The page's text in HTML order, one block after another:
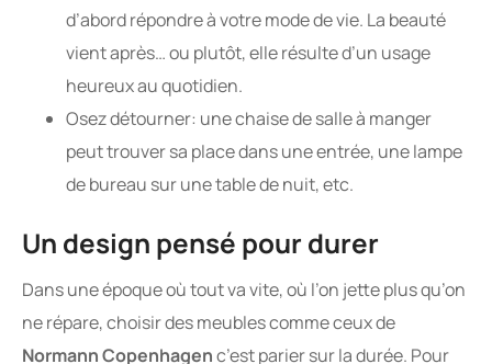
d’abord répondre à votre mode de vie. La beauté
vient après… ou plutôt, elle résulte d’un usage
heureux au quotidien.
Osez détourner: une chaise de salle à manger
peut trouver sa place dans une entrée, une lampe
de bureau sur une table de nuit, etc.
Un design pensé pour durer
Dans une époque où tout va vite, où l’on jette plus qu’on
ne répare, choisir des meubles comme ceux de
Normann Copenhagenc’est parier sur la durée. Pour